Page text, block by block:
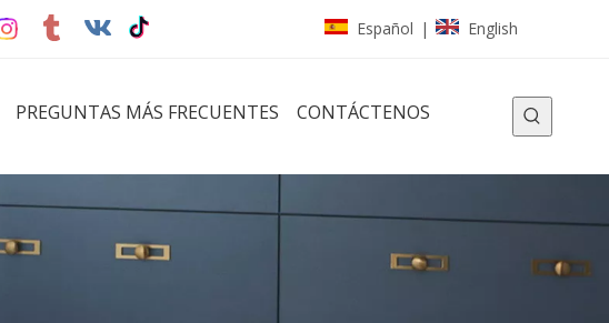
Español | English
PREGUNTAS MÁS FRECUENTES CONTÁCTENOS